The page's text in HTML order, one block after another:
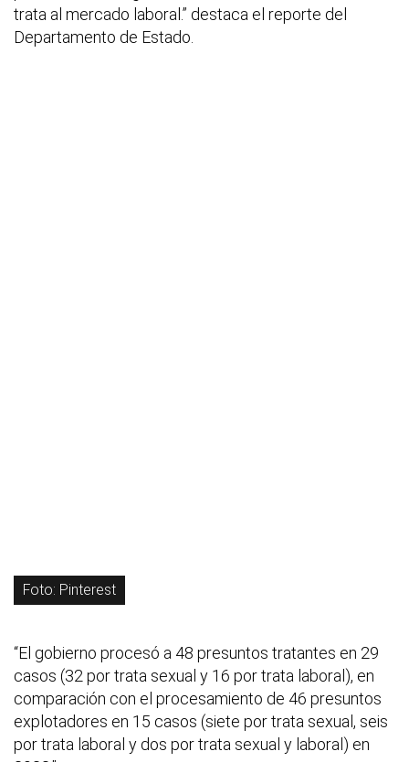
trata al mercado laboral.” destaca el reporte del
Departamento de Estado.
Foto: Pinterest
“El gobierno procesó a 48 presuntos tratantes en 29
casos (32 por trata sexual y 16 por trata laboral), en
comparación con el procesamiento de 46 presuntos
explotadores en 15 casos (siete por trata sexual, seis
por trata laboral y dos por trata sexual y laboral) en